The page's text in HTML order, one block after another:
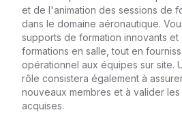
et de l'animation des sessions de
dans le domaine aéronautique.
supports de formation innovants
formations en salle, tout en
opérationnel aux équipes sur site.
rôle consistera également à
nouveaux membres et à valider
acquises.